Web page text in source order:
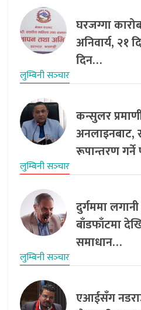
घरजग्गा
अनिवार्य, २१
दिन…
लुम्बिनी सञ्‍चार
कन्सुलर
अनलाइनबाट,
रूपान्तरण गर्ने
लुम्बिनी सञ्‍चार
दुर्गममा लगानी
बाँडफाँटमा
समाधान…
लुम्बिनी सञ्‍चार
एआईसँग